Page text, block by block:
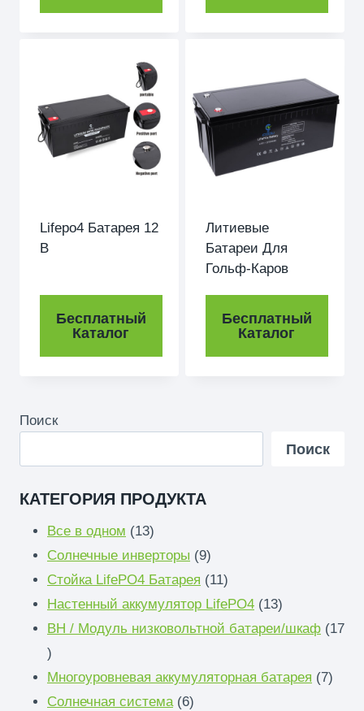
Lifepo4 Батарея 12
В
Бесплатный
Каталог
Литиевые
Батареи Для
Гольф-Каров
Бесплатный
Каталог
Поиск
Поиск
КАТЕГОРИЯ ПРОДУКТА
Все в одном 1313
продукты
Солнечные инверторы 99
продукты
Стойка LifePO4 Батарея 1111
продукты
Настенный аккумулятор LifePO4 1313
продукты
ВН / Модуль низковольтной батареи/шкаф
17
17
продукты
Многоуровневая аккумуляторная батарея 77
Солнечная система 66